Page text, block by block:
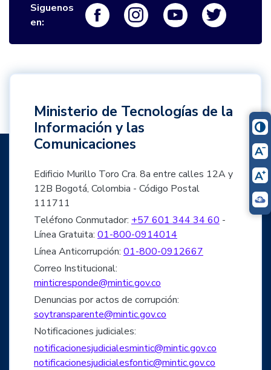
Siguenos
en:
Logo FacebookLogo InstagramLogo Youtube
Ministerio de Tecnologías de la
Información y las
Comunicaciones
Edificio Murillo Toro Cra. 8a entre calles 12A y
12B Bogotá, Colombia - Código Postal
111711
Teléfono Conmutador: +57 601 344 34 60 -
Línea Gratuita: 01-800-0914014
Línea Anticorrupción: 01-800-0912667
Correo Institucional:
minticresponde@mintic.gov.co
Denuncias por actos de corrupción:
soytransparente@mintic.gov.co
Notificaciones judiciales:
notificacionesjudicialesmintic@mintic.gov.co
notificacionesjudicialesfontic@mintic.gov.co